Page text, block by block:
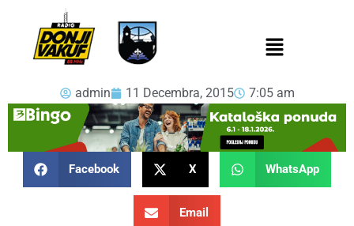
admin 11 Decembra, 2015 7:05 am
Facebook X WhatsApp
Email